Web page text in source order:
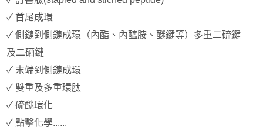
✓ 首尾成環
✓ 側鏈到側鏈成環（內酯、內醯胺、醚鍵等）多重二硫鍵
及二硒鍵
✓ 末端到側鏈成環
✓ 雙重及多重環肽
✓ 硫醚環化
✓ 點擊化學......